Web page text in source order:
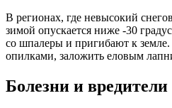
В регионах, где невысокий
зимой опускается ниже -30
со шпалеры и пригибают к
опилками, заложить еловым
Болезни и вредители